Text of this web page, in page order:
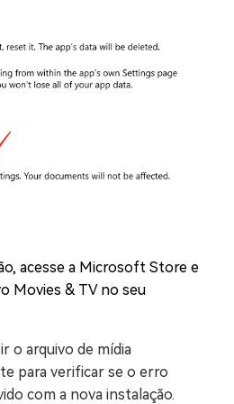
acesse a Microsoft Store e
Movies & TV no seu
o arquivo de mídia
para verificar se o erro
com a nova instalação.